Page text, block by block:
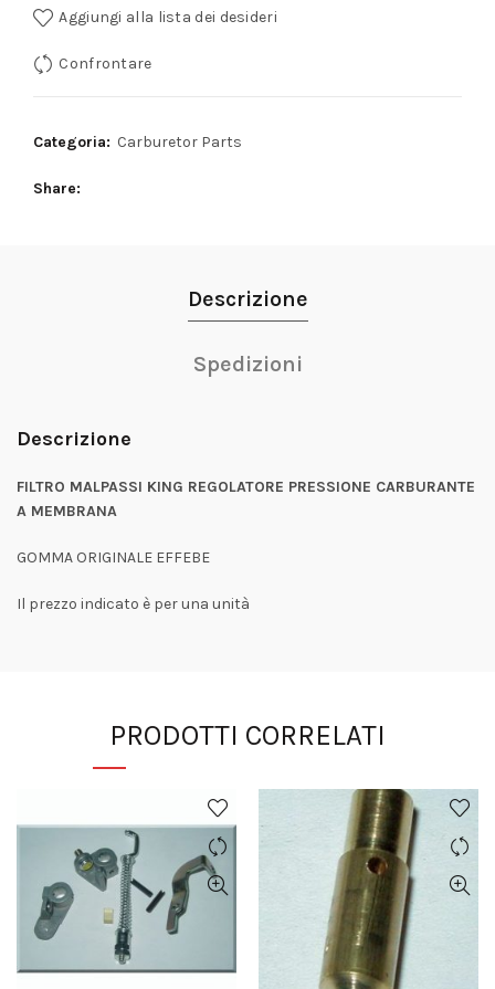
Aggiungi alla lista dei desideri
Confrontare
Categoria: Carburetor Parts
Share
Descrizione
Spedizioni
Descrizione
FILTRO MALPASSI KING REGOLATORE PRESSIONE CARBURANTE
A MEMBRANA
GOMMA ORIGINALE EFFEBE
Il prezzo indicato è per una unità
PRODOTTI CORRELATI